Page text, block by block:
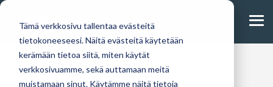
Tämä verkkosivu tallentaa evästeitä
tietokoneeseesi. Näitä evästeitä käytetään
kerämään tietoa siitä, miten käytät
verkkosivuamme, sekä auttamaan meitä
muistamaan sinut. Käytämme näitä tietoja
Skip
main
content.
Contact us